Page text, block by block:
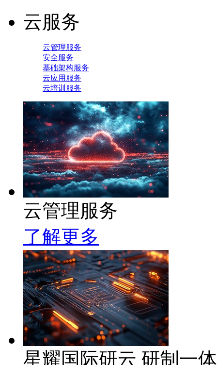
云服务
云管理服务
安全服务
基础架构服务
云应用服务
云培训服务
云管理服务
了解更多
星耀国际研云 研制一